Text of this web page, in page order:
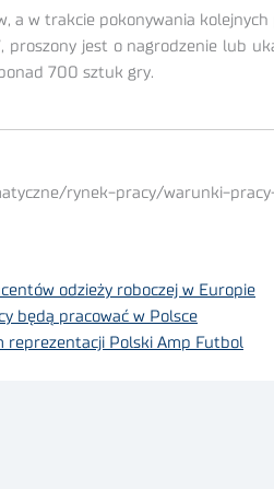
a w trakcie pokonywania
proszony jest o nagrodzenie lub
700 sztuk gry.
rynek-pracy/warunki-
odzieży roboczej w Europie
będą pracować w Polsce
reprezentacji Polski Amp Futbol